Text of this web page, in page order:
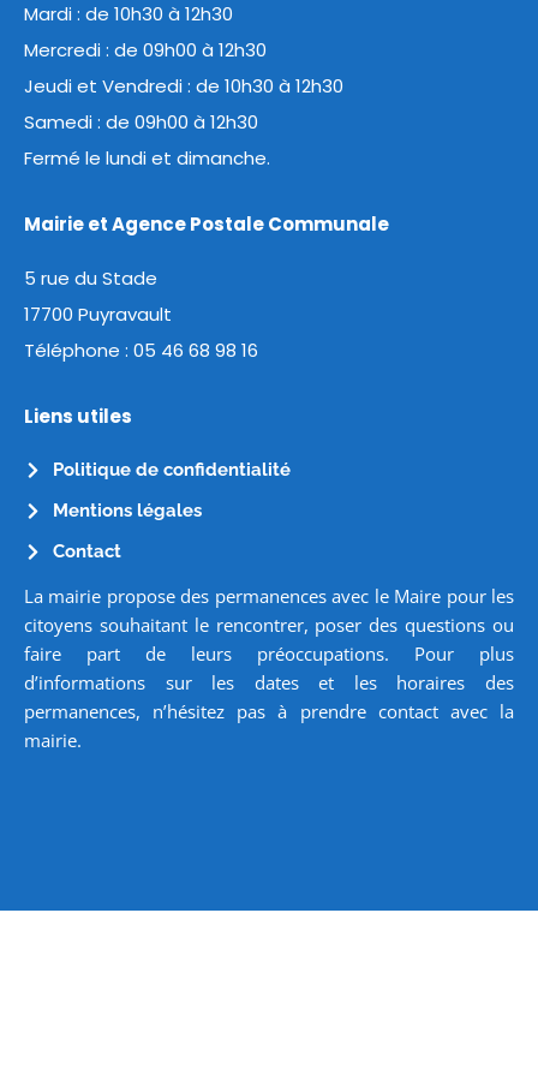
Mardi : de 10h30 à 12h30
Mercredi : de 09h00 à 12h30
Jeudi et Vendredi : de 10h30 à 12h30
Samedi : de 09h00 à 12h30
Fermé le lundi et dimanche.
Mairie et Agence Postale Communale
5 rue du Stade
17700 Puyravault
Téléphone : 05 46 68 98 16
Liens utiles
Politique de confidentialité
Mentions légales
Contact
La mairie propose des permanences avec le Maire pour les
citoyens souhaitant le rencontrer, poser des questions ou
faire part de leurs préoccupations. Pour plus
d’informations sur les dates et les horaires des
permanences, n’hésitez pas à prendre contact avec la
mairie.